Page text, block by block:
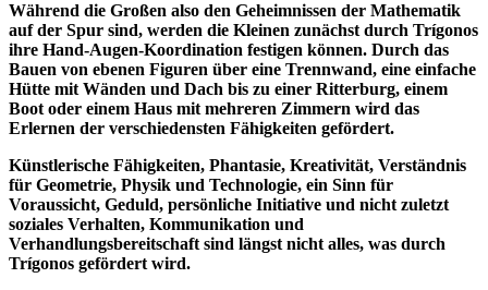
Während die Großen also den Geheimnissen der Mathematik
auf der Spur sind, werden die Kleinen zunächst durch Trígonos
ihre Hand-Augen-Koordination festigen können. Durch das
Bauen von ebenen Figuren über eine Trennwand, eine einfache
Hütte mit Wänden und Dach bis zu einer Ritterburg, einem
Boot oder einem Haus mit mehreren Zimmern wird das
Erlernen der verschiedensten Fähigkeiten gefördert.
Künstlerische Fähigkeiten, Phantasie, Kreativität, Verständnis
für Geometrie, Physik und Technologie, ein Sinn für
Voraussicht, Geduld, persönliche Initiative und nicht zuletzt
soziales Verhalten, Kommunikation und
Verhandlungsbereitschaft sind längst nicht alles, was durch
Trígonos gefördert wird.